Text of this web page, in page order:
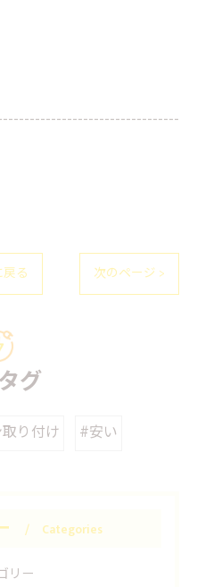
る 次のページ >
グ
り付け #安い
Categories
リー